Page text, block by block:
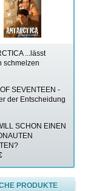
...lässt
schmelzen
SEVENTEEN -
der Entscheidung
SCHON EINEN
PRODUKTE